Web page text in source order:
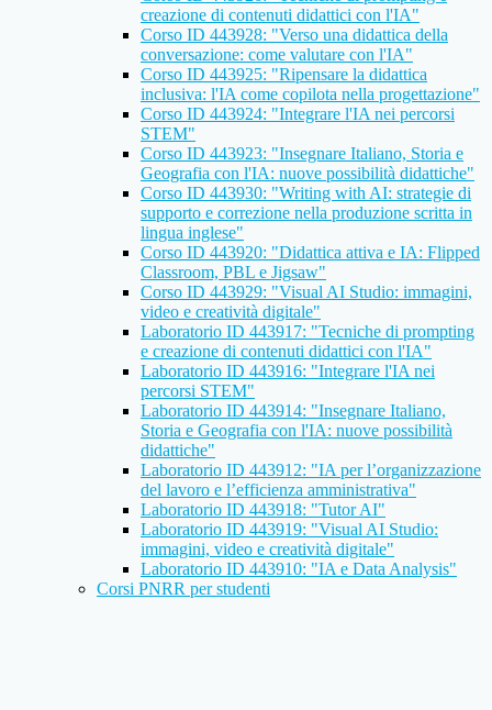
creazione di contenuti didattici con l'IA"
Corso ID 443928: "Verso una didattica della
conversazione: come valutare con l'IA"
Corso ID 443925: "Ripensare la didattica
inclusiva: l'IA come copilota nella progettazione"
Corso ID 443924: "Integrare l'IA nei percorsi
STEM"
Corso ID 443923: "Insegnare Italiano, Storia e
Geografia con l'IA: nuove possibilità didattiche"
Corso ID 443930: "Writing with AI: strategie di
supporto e correzione nella produzione scritta in
lingua inglese"
Corso ID 443920: "Didattica attiva e IA: Flipped
Classroom, PBL e Jigsaw"
Corso ID 443929: "Visual AI Studio: immagini,
video e creatività digitale"
Laboratorio ID 443917: "Tecniche di prompting
e creazione di contenuti didattici con l'IA"
Laboratorio ID 443916: "Integrare l'IA nei
percorsi STEM"
Laboratorio ID 443914: "Insegnare Italiano,
Storia e Geografia con l'IA: nuove possibilità
didattiche"
Laboratorio ID 443912: "IA per l’organizzazione
del lavoro e l’efficienza amministrativa"
Laboratorio ID 443918: "Tutor AI"
Laboratorio ID 443919: "Visual AI Studio:
immagini, video e creatività digitale"
Laboratorio ID 443910: "IA e Data Analysis"
Corsi PNRR per studenti